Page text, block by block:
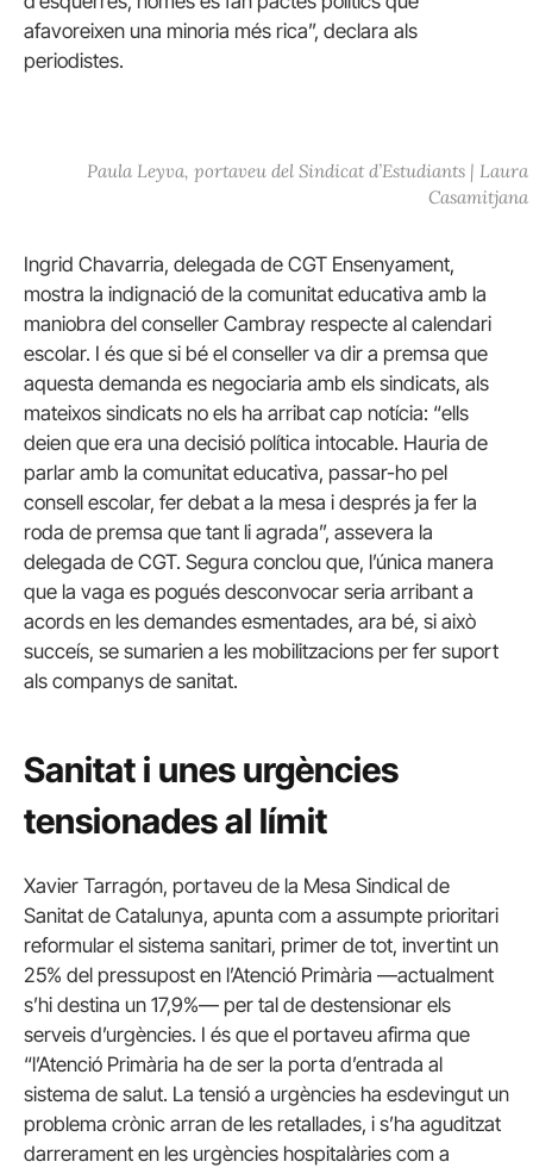
afavoreixen una minoria més rica”, declara als
periodistes.
Paula Leyva, portaveu del Sindicat d’Estudiants | Laura
Casamitjana
Ingrid Chavarria, delegada de CGT Ensenyament,
mostra la indignació de la comunitat educativa amb la
maniobra del conseller Cambray respecte al calendari
escolar. I és que si bé el conseller va dir a premsa que
aquesta demanda es negociaria amb els sindicats, als
mateixos sindicats no els ha arribat cap notícia: “ells
deien que era una decisió política intocable. Hauria de
parlar amb la comunitat educativa, passar-ho pel
consell escolar, fer debat a la mesa i després ja fer la
roda de premsa que tant li agrada”, assevera la
delegada de CGT. Segura conclou que, l’única manera
que la vaga es pogués desconvocar seria arribant a
acords en les demandes esmentades, ara bé, si això
succeís, se sumarien a les mobilitzacions per fer suport
als companys de sanitat.
Sanitat i unes urgències
tensionades al límit
Xavier Tarragón, portaveu de la Mesa Sindical de
Sanitat de Catalunya, apunta com a assumpte prioritari
reformular el sistema sanitari, primer de tot, invertint un
25% del pressupost en l’Atenció Primària —actualment
s’hi destina un 17,9%— per tal de destensionar els
serveis d’urgències. I és que el portaveu afirma que
“l’Atenció Primària ha de ser la porta d’entrada al
sistema de salut. La tensió a urgències ha esdevingut un
problema crònic arran de les retallades, i s’ha aguditzat
darrerament en les urgències hospitalàries com a